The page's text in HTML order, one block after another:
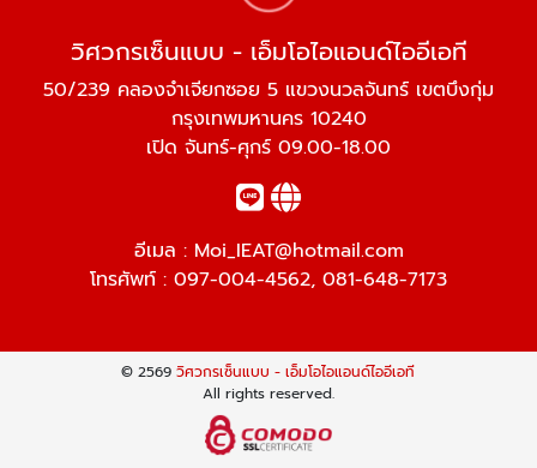
วิศวกรเซ็นแบบ - เอ็มโอไอแอนด์ไออีเอที
50/239 คลองจำเจียกซอย 5 แขวงนวลจันทร์ เขตบึงกุ่ม
กรุงเทพมหานคร 10240
เปิด จันทร์-ศุกร์ 09.00-18.00
อีเมล : Moi_IEAT@hotmail.com
โทรศัพท์ : 097-004-4562, 081-648-7173
© 2569วิศวกรเซ็นแบบ - เอ็มโอไอแอนด์ไออีเอที
All rights reserved.